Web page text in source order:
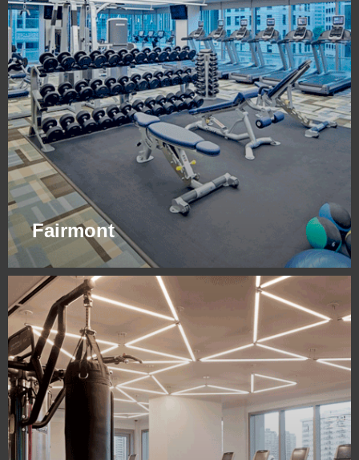
Fairmont